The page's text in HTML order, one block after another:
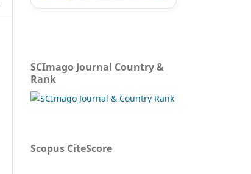
SCImago Journal Country &
Rank
Scopus CiteScore